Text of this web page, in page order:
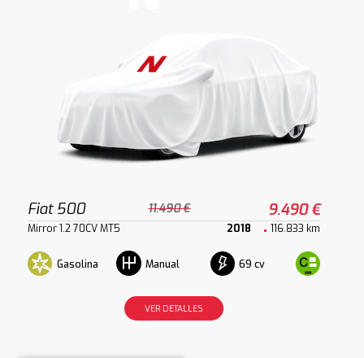
Fiat 500 11.490 € 9.490 €
Mirror 1.2 70CV MT5 2018 116.833 km
Gasolina Manual 69 cv
VER DETALLES